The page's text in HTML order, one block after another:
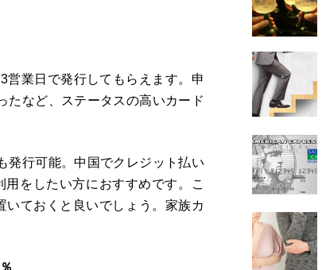
営業日で発行してもらえます。申
たなど、ステータスの高いカード
発行可能。中国でクレジット払い
をしたい方におすすめです。こ
ておくと良いでしょう。家族カ